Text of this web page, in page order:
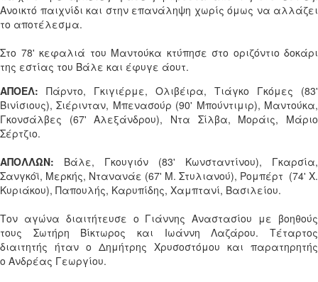
Ανοικτό παιχνίδι και στην επανάληψη χωρίς όμως να αλλάζει
το αποτέλεσμα.
Στο 78' κεφαλιά του Μαντούκα κτύπησε στο οριζόντιο δοκάρι
της εστίας του Βάλε και έφυγε άουτ.
ΑΠΟΕΛ: Πάρντο, Γκιγιέρμε, Ολιβέιρα, Τιάγκο Γκόμες (83'
Βινίσιους), Σιέρινταν, Μπενασούρ (90' Μπούντιμιρ), Μαντούκα,
Γκονσάλβες (67' Αλεξάνδρου), Ντα Σίλβα, Μοράις, Μάριο
Σέρτζιο.
ΑΠΟΛΛΩΝ: Βάλε, Γκουγιόν (83' Κωνσταντίνου), Γκαρσία,
Σανγκόϊ, Μερκής, Ντανανάε (67' Μ. Στυλιανού), Ρομπέρτ (74' Χ.
Κυριάκου), Παπουλής, Καρυπίδης, Χαμπτανί, Βασιλείου.
Τον αγώνα διαιτήτευσε ο Γιάννης Αναστασίου με βοηθούς
τους Σωτήρη Βίκτωρος και Ιωάννη Λαζάρου. Τέταρτος
διαιτητής ήταν ο Δημήτρης Χρυσοστόμου και παρατηρητής
ο Ανδρέας Γεωργίου.